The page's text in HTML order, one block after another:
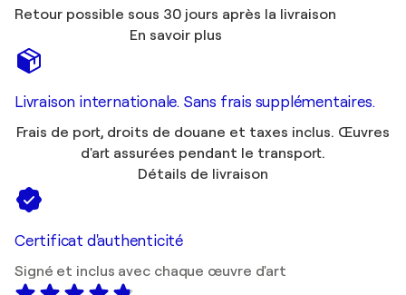
Retour possible sous 30 jours après la livraison
En savoir plus
Livraison internationale. Sans frais supplémentaires.
Frais de port, droits de douane et taxes inclus. Œuvres
d'art assurées pendant le transport.
Détails de livraison
Certificat d'authenticité
Signé et inclus avec chaque œuvre d'art